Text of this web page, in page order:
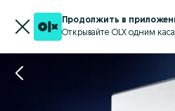
Продолжить в
Открывайте OLX одним